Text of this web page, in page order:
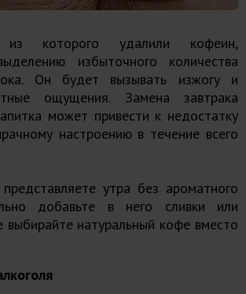
которого удалили кофеин,
избыточного количества
Он будет вызывать изжогу и
ощущения. Замена завтрака
может привести к недостатку
настроению в течение всего
утра без ароматного
добавьте в него сливки или
выбирайте натуральный кофе вместо